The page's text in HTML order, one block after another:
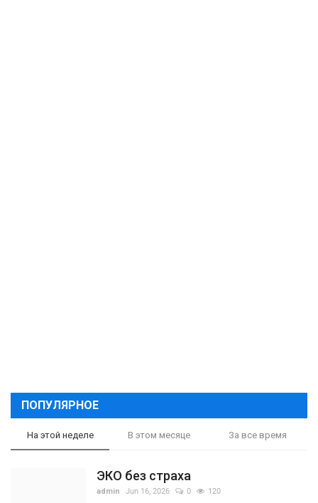
ПОПУЛЯРНОЕ
На этой неделе В этом месяце За все время
ЭКО без страха
admin Jun 16, 2026 0 120